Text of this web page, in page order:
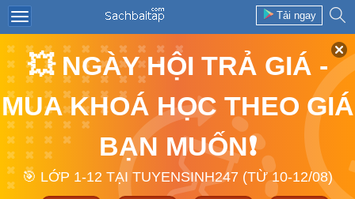
Tải ngay
💥 NGÀY HỘI TRẢ GIÁ -
MUA KHOÁ HỌC THEO GIÁ
BẠN MUỐN❗
🎯 LỚP 1-12 TẠI TUYENSINH247 (TỪ 10-12/08)